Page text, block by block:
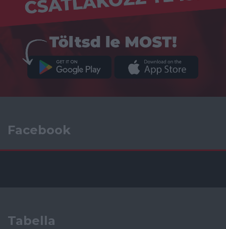
Facebook
Tabella